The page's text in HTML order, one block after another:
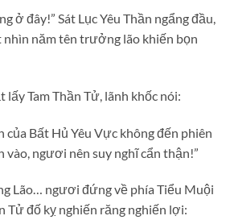
ở đây!” Sát Lục Yêu Thần ngẩng đầu,
năm tên trưởng lão khiến bọn
lấy Tam Thần Tử, lãnh khốc nói:
của Bất Hủ Yêu Vực không đến phiên
vào, ngươi nên suy nghĩ cẩn thận!”
Lão… ngươi đứng về phía Tiểu Muội
Tử đố kỵ nghiến răng nghiến lợi: